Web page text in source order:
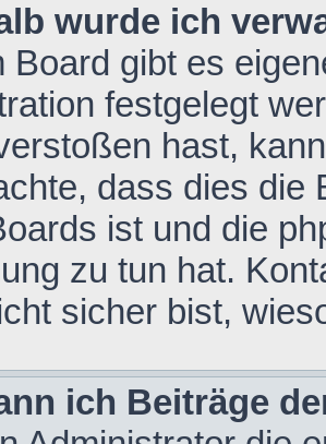
wurde ich
Board gibt es
festgelegt
hast,
dass dies die
ist und die
zu tun hat.
sicher bist,
ich Beiträge